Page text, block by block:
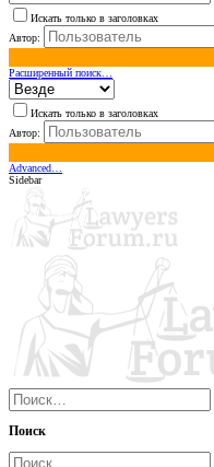
Искать только в заголовках
Автор:
Расширенный поиск…
Искать только в заголовках
Автор:
Advanced…
Sidebar
Поиск